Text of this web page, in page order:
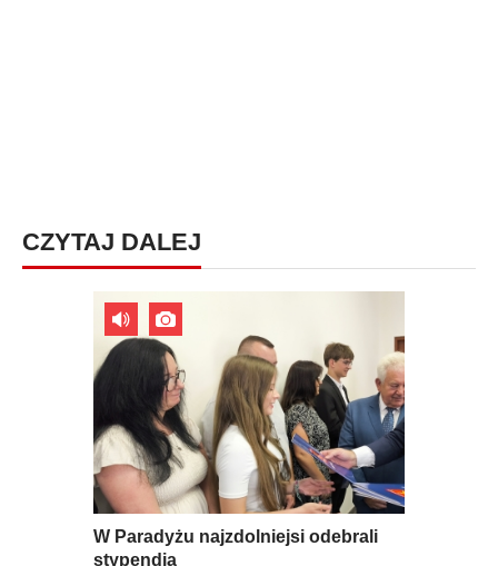
CZYTAJ DALEJ
W Paradyżu najzdolniejsi odebrali
stypendia